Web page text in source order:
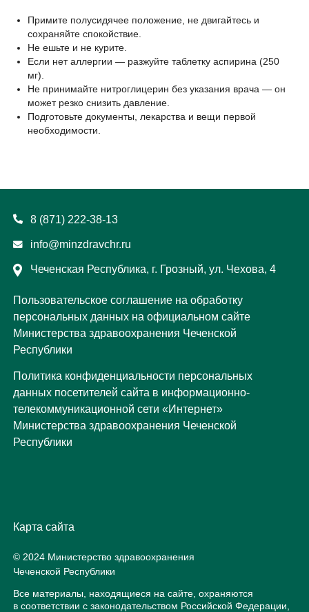
Примите полусидячее положение, не двигайтесь и
сохраняйте спокойствие.
Не ешьте и не курите.
Если нет аллергии — разжуйте таблетку аспирина (250
мг).
Не принимайте нитроглицерин без указания врача — он
может резко снизить давление.
Подготовьте документы, лекарства и вещи первой
необходимости.
Пользовательское соглашение на обработку
персональных данных на официальном сайте
Министерства здравоохранения Чеченской
Республики
8 (871) 222-38-13
info@minzdravchr.ru
Чеченская Республика, г. Грозный, ул. Чехова, 4
Карта сайта
Политика конфиденциальности персональных
данных посетителей сайта в информационно-
телекоммуникационной сети «Интернет»
Министерства здравоохранения Чеченской
Республики
Все материалы, находящиеся на сайте, охраняются
в соответствии с законодательством Российской Федерации,
© 2024 Министерство здравоохранения
Чеченской Республики